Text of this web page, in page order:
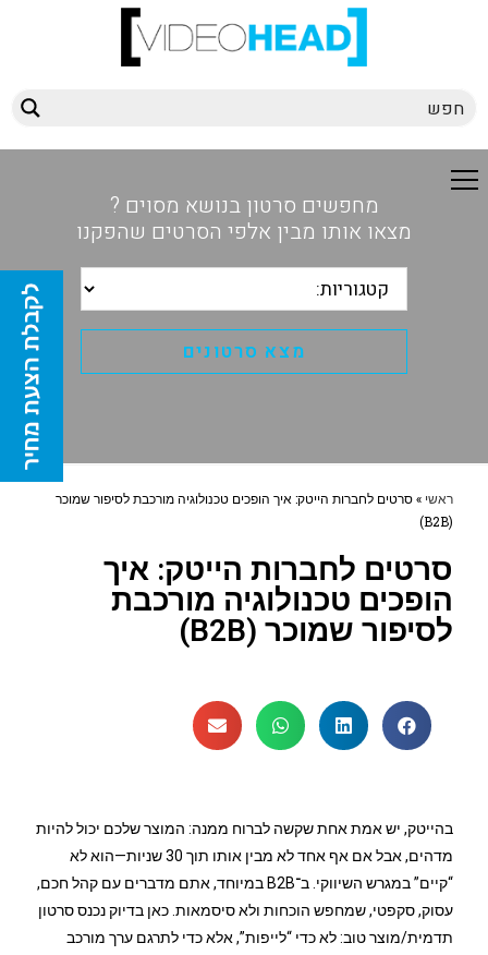
מחפשים סרטון בנושא מסוים ?
מצאו אותו מבין אלפי הסרטים שהפקנו
ראשי »סרטים לחברות הייטק: איך הופכים טכנולוגיה מורכבת לסיפור שמוכר
(B2B)
סרטים לחברות הייטק: איך
הופכים טכנולוגיה מורכבת
לסיפור שמוכר (B2B)
בהייטק, יש אמת אחת שקשה לברוח ממנה: המוצר שלכם יכול להיות
מדהים, אבל אם אף אחד לא מבין אותו תוך 30 שניות—הוא לא
“קיים” במגרש השיווקי. ב־B2B במיוחד, אתם מדברים עם קהל חכם,
עסוק, סקפטי, שמחפש הוכחות ולא סיסמאות. כאן בדיוק נכנס סרטון
תדמית/מוצר טוב: לא כדי “לייפות”, אלא כדי לתרגם ערך מורכב